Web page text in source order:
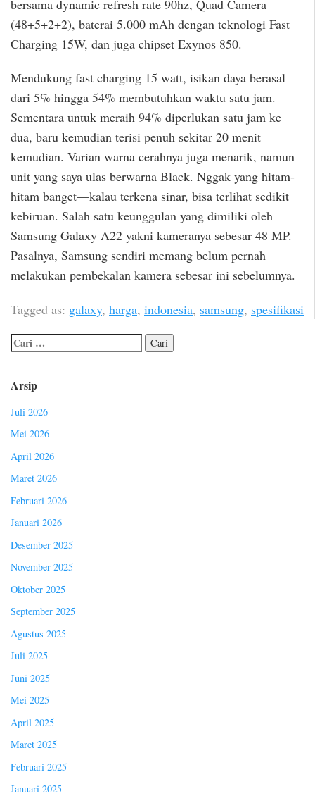
bersama dynamic refresh rate 90hz, Quad Camera
(48+5+2+2), baterai 5.000 mAh dengan teknologi Fast
Charging 15W, dan juga chipset Exynos 850.
Mendukung fast charging 15 watt, isikan daya berasal
dari 5% hingga 54% membutuhkan waktu satu jam.
Sementara untuk meraih 94% diperlukan satu jam ke
dua, baru kemudian terisi penuh sekitar 20 menit
kemudian. Varian warna cerahnya juga menarik, namun
unit yang saya ulas berwarna Black. Nggak yang hitam-
hitam banget—kalau terkena sinar, bisa terlihat sedikit
kebiruan. Salah satu keunggulan yang dimiliki oleh
Samsung Galaxy A22 yakni kameranya sebesar 48 MP.
Pasalnya, Samsung sendiri memang belum pernah
melakukan pembekalan kamera sebesar ini sebelumnya.
Tagged as: galaxy, harga, indonesia, samsung, spesifikasi
Arsip
Juli 2026
Mei 2026
April 2026
Maret 2026
Februari 2026
Januari 2026
Desember 2025
November 2025
Oktober 2025
September 2025
Agustus 2025
Juli 2025
Juni 2025
Mei 2025
April 2025
Maret 2025
Februari 2025
Januari 2025